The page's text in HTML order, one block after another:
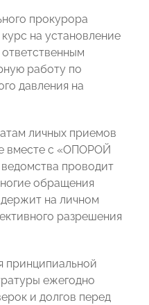
прокурора
на установление
работу по
давления на
личных приемов
вместе с «ОПОРОЙ
проводит
обращения
держит на личном
разрешения
принципиальной
ежегодно
и долгов перед